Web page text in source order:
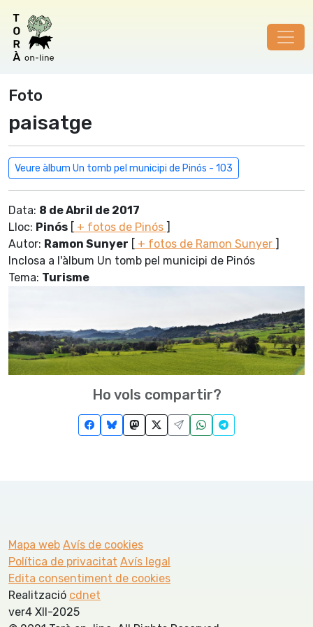
Foto
paisatge
Veure àlbum Un tomb pel municipi de Pinós - 103
Data: 8 de Abril de 2017
Lloc: Pinós [ + fotos de Pinós ]
Autor: Ramon Sunyer [ + fotos de Ramon Sunyer ]
Inclosa a l'àlbum Un tomb pel municipi de Pinós
Tema: Turisme
Ho vols compartir?
Mapa web Avís de cookies
Política de privacitat Avís legal
Edita consentiment de cookies
Realització cdnet
ver4 XII-2025